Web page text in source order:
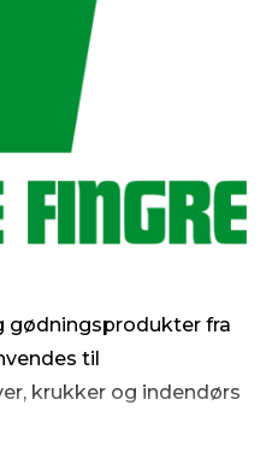
gødningsprodukter fra
til
krukker og indendørs